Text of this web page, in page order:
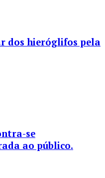
dos hieróglifos pela
se
ao público.